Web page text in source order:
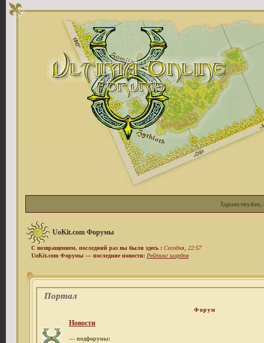
Здравствуйте,
UoKit.com Форумы
С возвращением, последний раз вы были здесь : Сегодня, 22:57
UoKit.com Форумы — последние новости: Рейтинг шардов
Портал
Форум
Новости
— подфорумы: